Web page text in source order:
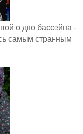
о дно бассейна -
самым странным